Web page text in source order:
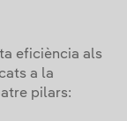
eficiència als
a la
pilars: